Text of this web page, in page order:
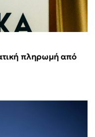
πληρωμή από